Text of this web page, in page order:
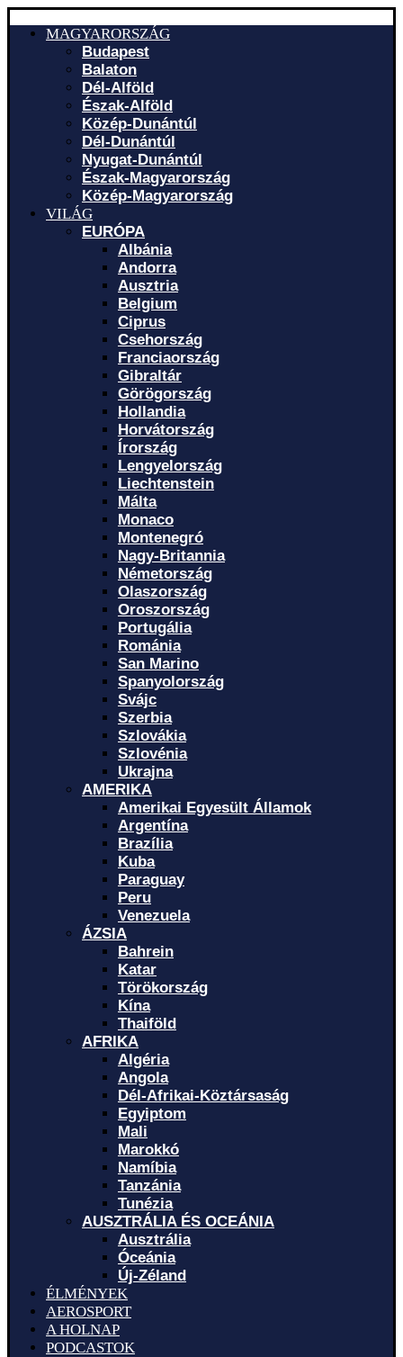
MAGYARORSZÁG
Budapest
Balaton
Dél-Alföld
Észak-Alföld
Közép-Dunántúl
Dél-Dunántúl
Nyugat-Dunántúl
Észak-Magyarország
Közép-Magyarország
VILÁG
EURÓPA
Albánia
Andorra
Ausztria
Belgium
Ciprus
Csehország
Franciaország
Gibraltár
Görögország
Hollandia
Horvátország
Írország
Lengyelország
Liechtenstein
Málta
Monaco
Montenegró
Nagy-Britannia
Németország
Olaszország
Oroszország
Portugália
Románia
San Marino
Spanyolország
Svájc
Szerbia
Szlovákia
Szlovénia
Ukrajna
AMERIKA
Amerikai Egyesült Államok
Argentína
Brazília
Kuba
Paraguay
Peru
Venezuela
ÁZSIA
Bahrein
Katar
Törökország
Kína
Thaiföld
AFRIKA
Algéria
Angola
Dél-Afrikai-Köztársaság
Egyiptom
Mali
Marokkó
Namíbia
Tanzánia
Tunézia
AUSZTRÁLIA ÉS OCEÁNIA
Ausztrália
Óceánia
Új-Zéland
ÉLMÉNYEK
AEROSPORT
A HOLNAP
PODCASTOK